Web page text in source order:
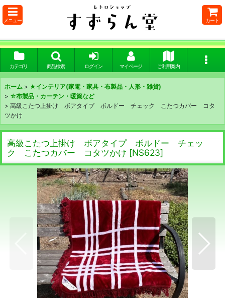
メニュー カート
カテゴリ 商品検索 ログイン マイページ ご利用案内
ホーム > ★インテリア(家電・家具・布製品・人形・雑貨)
> ☆布製品・カーテン・暖簾など
> 高級こたつ上掛け ボアタイプ ボルドー チェック こたつカバー コタ
ツかけ
高級こたつ上掛け ボアタイプ ボルドー チェッ
ク こたつカバー コタツかけ [NS623]